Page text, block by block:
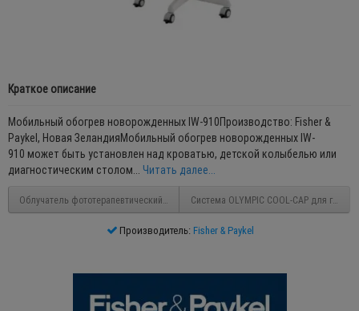
Краткое описание
Мобильный обогрев новорожденных IW-910Производство: Fisher &
Paykel, Новая ЗеландияМобильный обогрев новорожденных IW-
910 может быть установлен над кроватью, детской колыбелью или
диагностическим столом... Читать далее...
Облучатель фототерапевтический для новорожденных Neo Blue Cozy
Система OLYMPIC COOL-CAP для
Производитель: Fisher & Paykel